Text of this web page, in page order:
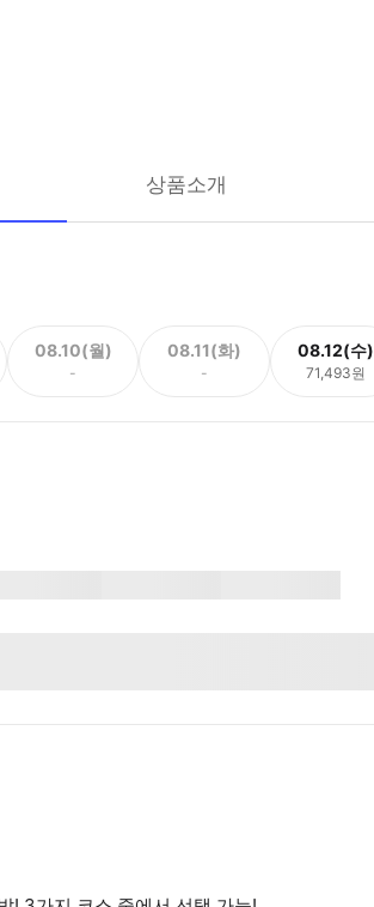
상품소개
08.10(월)
-
08.11(화)
-
08.12(수)
71,493원